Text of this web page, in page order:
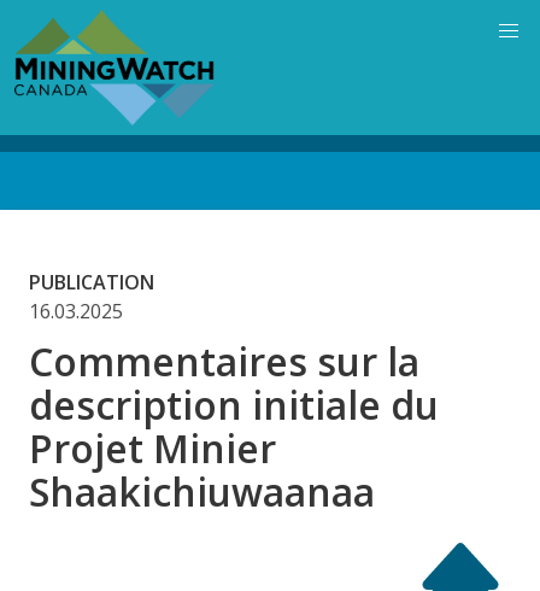
main
content
PUBLICATION
16.03.2025
Commentaires sur la
description initiale du
Projet Minier
Shaakichiuwaanaa